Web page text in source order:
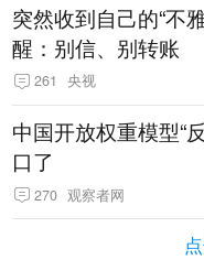
突然收到自己的“不
醒：别信、别转账
261 央视
中国开放权重模型“
口了
270 观察者网